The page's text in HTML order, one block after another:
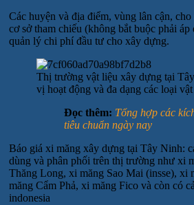
Các huyện và địa điểm, vùng lân cận,
cơ sở tham chiếu (không bắt buộc phải
quản lý chi phí đầu tư cho xây dựng.
Thị trường vật liệu xây dựng tại
vị hoạt động và đa dạng các loại
Đọc thêm: Tổng hợp các
tiêu chuẩn ngày nay
Báo giá xi măng xây dựng tại Tây Ninh:
dùng và phân phối trên thị trường như xi
Thăng Long, xi măng Sao Mai (insse), xi
măng Cẩm Phả, xi măng Fico và còn có
indonesia